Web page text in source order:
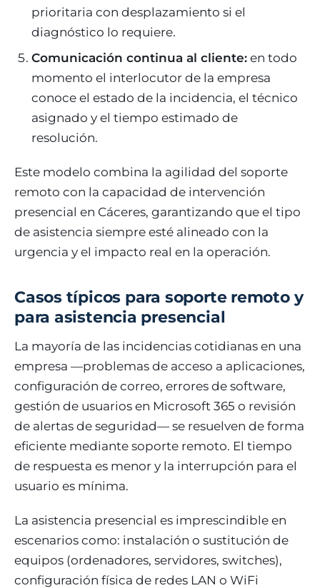
prioritaria con desplazamiento si el
diagnóstico lo requiere.
Comunicación continua al cliente: en todo
momento el interlocutor de la empresa
conoce el estado de la incidencia, el técnico
asignado y el tiempo estimado de
resolución.
Este modelo combina la agilidad del soporte
remoto con la capacidad de intervención
presencial en Cáceres, garantizando que el tipo
de asistencia siempre esté alineado con la
urgencia y el impacto real en la operación.
Casos típicos para soporte remoto y
para asistencia presencial
La mayoría de las incidencias cotidianas en una
empresa —problemas de acceso a aplicaciones,
configuración de correo, errores de software,
gestión de usuarios en Microsoft 365 o revisión
de alertas de seguridad— se resuelven de forma
eficiente mediante soporte remoto. El tiempo
de respuesta es menor y la interrupción para el
usuario es mínima.
La asistencia presencial es imprescindible en
escenarios como: instalación o sustitución de
equipos (ordenadores, servidores, switches),
configuración física de redes LAN o WiFi